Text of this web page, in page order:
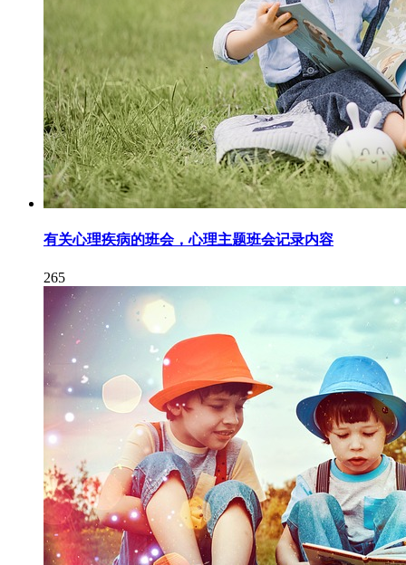
有关心理疾病的班会，心理主题班会记录内容
265